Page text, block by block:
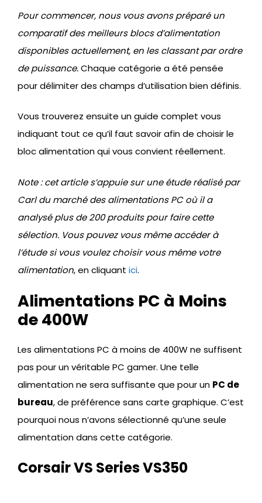
Pour commencer, nous vous avons préparé un
comparatif des meilleurs blocs d’alimentation
disponibles actuellement, en les classant par ordre
de puissance.Chaque catégorie a été pensée
pour délimiter des champs d’utilisation bien définis.
Vous trouverez ensuite un guide complet vous
indiquant tout ce qu’il faut savoir afin de choisir le
bloc alimentation qui vous convient réellement.
Note : cet article s’appuie sur une étude réalisé par
Carl du marché des alimentations PC où il a
analysé plus de 200 produits pour faire cette
sélection. Vous pouvez vous même accéder à
l’étude si vous voulez choisir vous même votre
alimentation, en cliquant ici.
Alimentations PC à Moins
de 400W
Les alimentations PC à moins de 400W ne suffisent
pas pour un véritable PC gamer. Une telle
alimentation ne sera suffisante que pour un PC de
bureau, de préférence sans carte graphique. C’est
pourquoi nous n’avons sélectionné qu’une seule
alimentation dans cette catégorie.
Corsair VS Series VS350